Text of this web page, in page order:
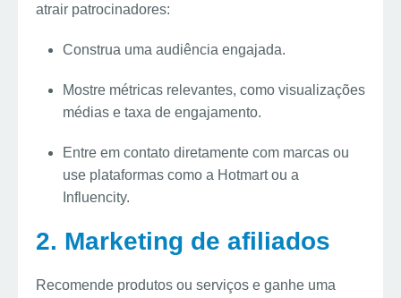
atrair patrocinadores:
Construa uma audiência engajada.
Mostre métricas relevantes, como visualizações
médias e taxa de engajamento.
Entre em contato diretamente com marcas ou
use plataformas como a Hotmart ou a
Influencity.
2. Marketing de afiliados
Recomende produtos ou serviços e ganhe uma